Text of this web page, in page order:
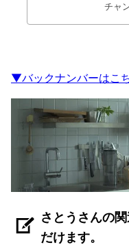
チャ
▼バックナンバーはこ
さとうさんの
だけます。